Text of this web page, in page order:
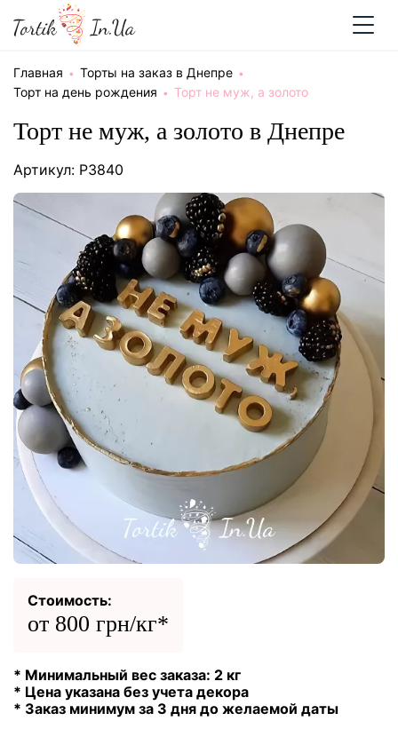
Главная
Торты на заказ в Днепре
Торт на день рождения
Торт не муж, а золото
Торт не муж, а золото в Днепре
Артикул: P3840
Стоимость:
от 800 грн/кг*
* Минимальный вес заказа: 2 кг
* Цена указана без учета декора
* Заказ минимум за 3 дня до желаемой даты